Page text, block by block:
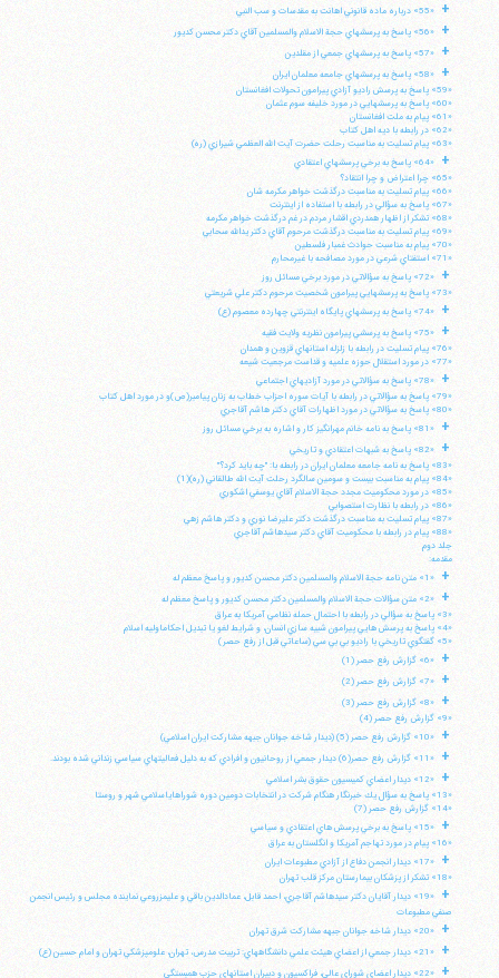
+ «55» درباره ماده قانوني اهانت به مقدسات و سب النبي
+ «56» پاسخ به پرسشهاي حجة الاسلام والمسلمين آقاي دكتر محسن كديور
+ «57» پاسخ به پرسشهاي جمعي از مقلدين
+
«58» پاسخ به پرسشهاي جامعه معلمان ايران
«59» پاسخ به پرسش راديو آزادي پيرامون تحولات افغانستان
«60» پاسخ به پرسشهايي در مورد خليفه سوم عثمان
«61» پيام به ملت افغانستان
«62» در رابطه با ديه اهل كتاب
«63» پيام تسليت به مناسبت رحلت حضرت آيت الله العظمي شيرازي (ره)
+
«64» پاسخ به برخي پرسشهاي اعتقادي
«65» چرا اعتراض و چرا انتقاد؟
«66» پيام تسليت به مناسبت درگذشت خواهر مكرمه شان
«67» پاسخ به سؤالي در رابطه با استفاده از اينترنت
«68» تشكر از اظهار همدردي اقشار مردم در غم درگذشت خواهر مكرمه
«69» پيام تسليت به مناسبت درگذشت مرحوم آقاي دكتر يدالله سحابي
«70» پيام به مناسبت حوادث غمبار فلسطين
«71» استفتاي شرعي در مورد مصافحه با غيرمحارم
+
«72» پاسخ به سؤالاتي در مورد برخي مسائل روز
«73» پاسخ به پرسشهايي پيرامون شخصيت مرحوم دكتر علي شريعتي
+ «74» پاسخ به پرسشهاي پايگاه اينترنتي چهارده معصوم (ع)
+
«75» پاسخ به پرسشي پيرامون نظريه ولايت فقيه
«76» پيام تسليت در رابطه با زلزله استانهاي قزوين و همدان
«77» در مورد استقلال حوزه علميه و قداست مرجعيت شيعه
+
«78» پاسخ به سؤالاتي در مورد آزاديهاي اجتماعي
«79» پاسخ به سؤالاتي در رابطه با آيات سوره احزاب خطاب به زنان پيامبر(ص)و در مورد اهل كتاب
«80» پاسخ به سؤالاتي در مورد اظهارات آقاي دكتر هاشم آقاجري
+ «81» پاسخ به نامه خانم مهرانگيز كار و اشاره به برخي مسائل روز
+
«82» پاسخ به شبهات اعتقادي و تاريخي
«83» پاسخ به نامه جامعه معلمان ايران در رابطه با: "چه بايد كرد؟"
«84» پيام به مناسبت بيست و سومين سالگرد رحلت آيت الله طالقاني (ره)(1)
«85» در مورد محكوميت مجدد حجة الاسلام آقاي يوسفي اشكوري
«86» در رابطه با نظارت استصوابي
«87» پيام تسليت به مناسبت درگذشت دكتر عليرضا نوري و دكتر هاشم زهي
«88» پيام در رابطه با محكوميت آقاي دكتر سيدهاشم آقاجري
جلد دوم
مقدمه:
+ «1» متن نامه حجة الاسلام والمسلمين دكتر محسن كديور و پاسخ معظم له
+
«2» متن سؤالات حجة الاسلام والمسلمين دكتر محسن كديور و پاسخ معظم له
«3» پاسخ به سؤالي در رابطه با احتمال حمله نظامي آمريكا به عراق
«4» پاسخ به پرسش هايي پيرامون شبيه سازي انسان، و شرايط لغو يا تبديل احكاماوليه اسلام
«5» گفتگوي تاريخي با راديو بي بي سي (ساعاتي قبل از رفع حصر)
+ «6» گزارش رفع حصر (1)
+ «7» گزارش رفع حصر (2)
+
«8» گزارش رفع حصر (3)
«9» گزارش رفع حصر (4)
+ «10» گزارش رفع حصر (5) (ديدار شاخه جوانان جبهه مشاركت ايران اسلامي)
+ «11» گزارش رفع حصر(6) ديدار جمعي از روحانيون و افرادي كه به دليل فعاليتهاي سياسي زنداني شده بودند.
+
«12» ديدار اعضاي كميسيون حقوق بشر اسلامي
«13» پاسخ به سؤال يك خبرنگار هنگام شركت در انتخابات دومين دوره شوراهاياسلامي شهر و روستا
«14» گزارش رفع حصر (7)
+
«15» پاسخ به برخي پرسش هاي اعتقادي و سياسي
«16» پيام در مورد تهاجم آمريكا و انگلستان به عراق
+
«17» ديدار انجمن دفاع از آزادي مطبوعات ايران
«18» تشكر از پزشكان بيمارستان مركز قلب تهران
+
«19» ديدار آقايان دكتر سيدهاشم آقاجري، احمد قابل، عمادالدين باقي و عليمزروعي نماينده مجلس و رئيس انجمن
صنفي مطبوعات
+ «20» ديدار شاخه جوانان جبهه مشاركت شرق تهران
+ «21» ديدار جمعي از اعضاي هيئت علمي دانشگاههاي: تربيت مدرس، تهران، علومپزشكي تهران و امام حسين (ع)
+
«22» ديدار اعضاي شوراي عالي، فراكسيون و دبيران استانهاي حزب همبستگي